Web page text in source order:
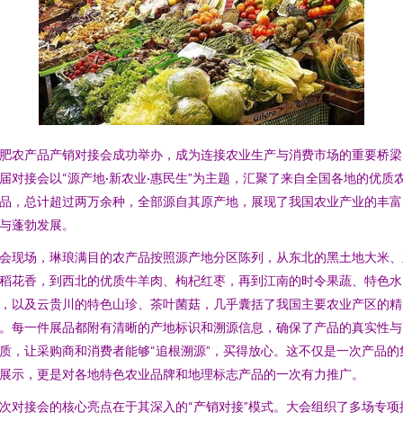
农产品产销对接会成功举办，成为连接农业生产与消费市场的重要桥
对接会以“源产地·新农业·惠民生”为主题，汇聚了来自全国各地的优质
，总计超过两万余种，全部源自其原产地，展现了我国农业产业的丰
蓬勃发展。
现场，琳琅满目的农产品按照源产地分区陈列，从东北的黑土地大米
花香，到西北的优质牛羊肉、枸杞红枣，再到江南的时令果蔬、特色水
以及云贵川的特色山珍、茶叶菌菇，几乎囊括了我国主要农业产区的精
每一件展品都附有清晰的产地标识和溯源信息，确保了产品的真实性
，让采购商和消费者能够“追根溯源”，买得放心。这不仅是一次产品的
示，更是对各地特色农业品牌和地理标志产品的一次有力推广。
对接会的核心亮点在于其深入的“产销对接”模式。大会组织了多场专项